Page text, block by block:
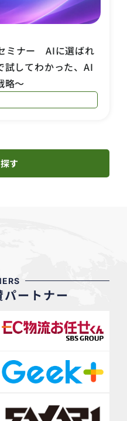
ミナー AIに選ばれ
試してわかった、AI
略～
す
ートナー